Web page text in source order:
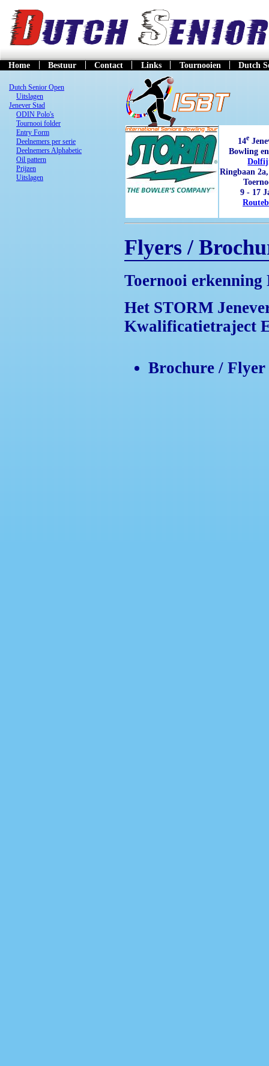
Home Bestuur Contact Links Tournooien Dutch
Dutch Senior Open
Uitslagen
Jenever Stad
ODIN Polo's
Tournooi folder
Entry Form
Deelnemers per serie
Deelnemers Alphabetic
Oil pattern
Prijzen
Uitslagen
14e
Bowling
Ringbaan
9 - 17
Flyers /
Toernooi erkenning
Het STORM
Kwalificatietraject
Brochure /